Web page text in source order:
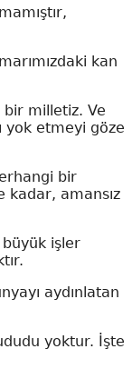
kan
milletiz. Ve
yok etmeyi göze
bir
kadar, amansız
büyük işler
aydınlatan
yoktur. İşte